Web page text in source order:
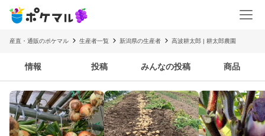
産直・通販のポケマル 生産者一覧 新潟県の生産者 高波耕太郎 | 耕太郎農園
情報 投稿 みんなの投稿 商品